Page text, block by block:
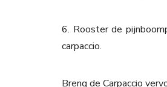
6. Rooster de
carpaccio.
Breng de Carpaccio